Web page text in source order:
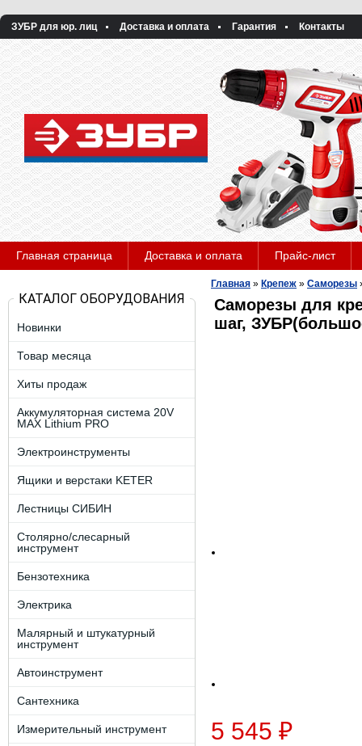
ЗУБР для юр. лиц Доставка и оплата Гарантия Контакты
Главная страница Доставка и оплата Прайс-лист
КАТАЛОГ ОБОРУДОВАНИЯ
Новинки
Товар месяца
Хиты продаж
Аккумуляторная система 20V
MAX Lithium PRO
Электроинструменты
Ящики и верстаки KETER
Лестницы СИБИН
Столярно/слесарный
инструмент
Бензотехника
Электрика
Малярный и штукатурный
инструмент
Автоинструмент
Сантехника
Измерительный инструмент
Главная » Крепеж » Саморезы
Саморезы для
шаг,
5 545 ₽